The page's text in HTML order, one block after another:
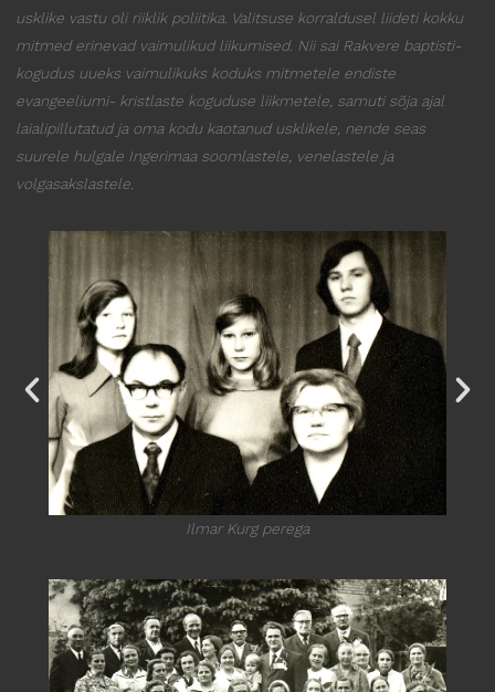
usklike vastu oli riiklik poliitika. Valitsuse korraldusel liideti kokku
mitmed erinevad vaimulikud liikumised. Nii sai Rakvere baptisti-
kogudus uueks vaimulikuks koduks mitmetele endiste
evangeeliumi- kristlaste koguduse liikmetele, samuti sõja ajal
laialipillutatud ja oma kodu kaotanud usklikele, nende seas
suurele hulgale Ingerimaa soomlastele, venelastele ja
volgasakslastele.
Ilmar Kurg perega